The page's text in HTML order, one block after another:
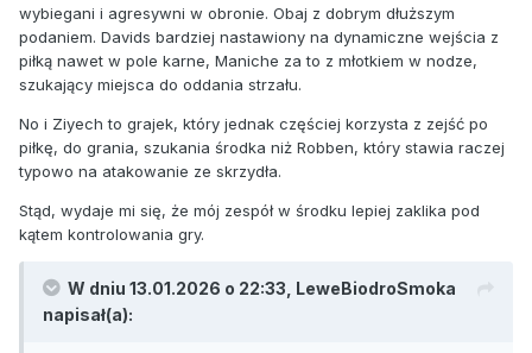
wybiegani i agresywni w obronie. Obaj z dobrym dłuższym
podaniem. Davids bardziej nastawiony na dynamiczne wejścia z
piłką nawet w pole karne, Maniche za to z młotkiem w nodze,
szukający miejsca do oddania strzału.
No i Ziyech to grajek, który jednak częściej korzysta z zejść po
piłkę, do grania, szukania środka niż Robben, który stawia raczej
typowo na atakowanie ze skrzydła.
Stąd, wydaje mi się, że mój zespół w środku lepiej zaklika pod
kątem kontrolowania gry.
W dniu 13.01.2026 o 22:33, LeweBiodroSmoka
napisał(a):